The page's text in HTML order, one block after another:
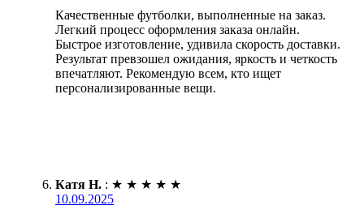
Качественные футболки, выполненные на заказ.
Легкий процесс оформления заказа онлайн.
Быстрое изготовление, удивила скорость доставки.
Результат превзошел ожидания, яркость и четкость
впечатляют. Рекомендую всем, кто ищет
персонализированные вещи.
Катя Н. : ★ ★ ★ ★ ★
10.09.2025